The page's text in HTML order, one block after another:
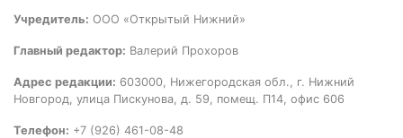
Учредитель: ООО «Открытый Нижний»
Главный редактор: Валерий Прохоров
Адрес редакции: 603000, Нижегородская обл., г. Нижний
Новгород, улица Пискунова, д. 59, помещ. П14, офис 606
Телефон: +7 (926) 461-08-48